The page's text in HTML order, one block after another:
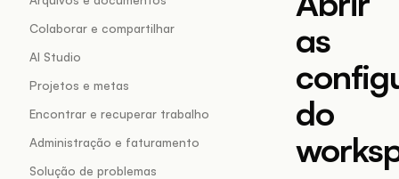
Colaborar e compartilhar
AI Studio
Projetos e metas
Encontrar e recuperar trabalho
Administração e faturamento
Solução de problemas
as
do